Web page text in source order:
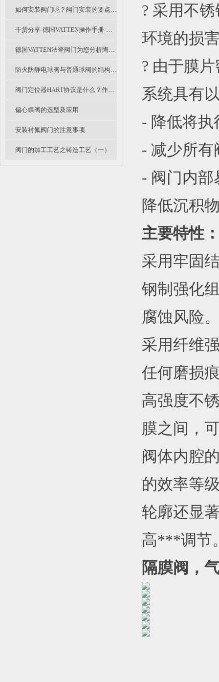
如何安装阀门呢？阀门安装的要点有哪些？
干货分享-德国VATTEN操作手册-自控阀门检修规程（二）
德国VATTEN法登阀门为您分析陶瓷阀的应用及展望
防火防静电球阀与普通球阀的结构有什么不同？
阀门定位器HART协议是什么？作用是什么？
偏心蝶阀的选型及应用
安装衬氟阀门的注意事项
阀门的加工工艺之铸造工艺（一）
? 采用不
环境的损
? 由于膜
系统具有
- 降低将执
- 减少所有
- 阀门内部
降低沉积
主要特性
采用牢固
钢制强化
腐蚀风险
采用纤维
任何磨损
高强度不
膜之间，
阀体内腔
的效率等
轮廓还显
高***调节
隔膜阀，